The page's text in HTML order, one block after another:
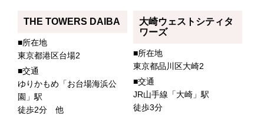
THE TOWERS DAIBA
■所在地
東京都港区台場2
■交通
ゆりかもめ「お台場海浜公
園」駅
徒歩2分 他
大崎ウェストシティタ
ワーズ
■所在地
東京都品川区大崎2
■交通
JR山手線「大崎」駅
徒歩3分